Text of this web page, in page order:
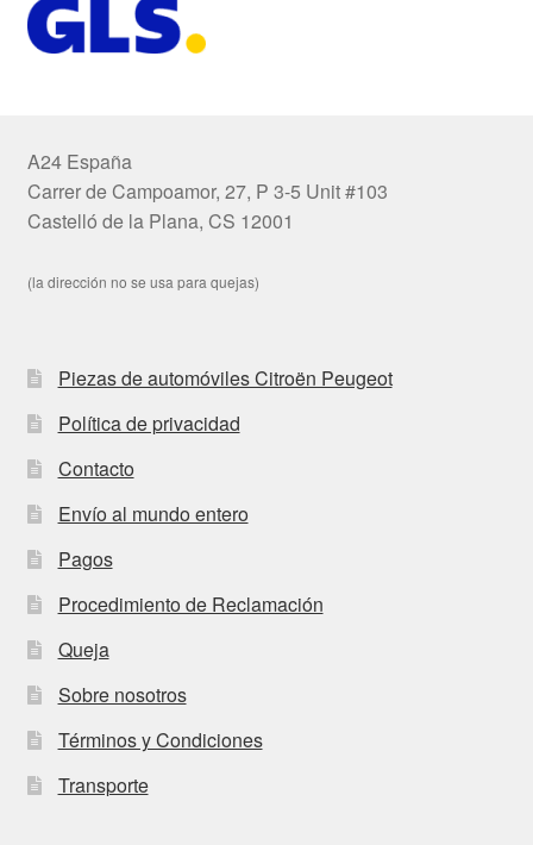
A24 España
Carrer de Campoamor, 27, P 3-5 Unit #103
Castelló de la Plana, CS 12001
(la dirección no se usa para quejas)
Piezas de automóviles Citroën Peugeot
Política de privacidad
Contacto
Envío al mundo entero
Pagos
Procedimiento de Reclamación
Queja
Sobre nosotros
Términos y Condiciones
Transporte